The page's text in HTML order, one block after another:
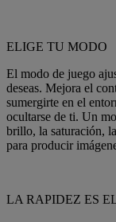
ELIGE TU MODO
El modo de juego
deseas. Mejora el
sumergirte en el
ocultarse de ti. Un
brillo, la saturación,
para producir
LA RAPIDEZ ES